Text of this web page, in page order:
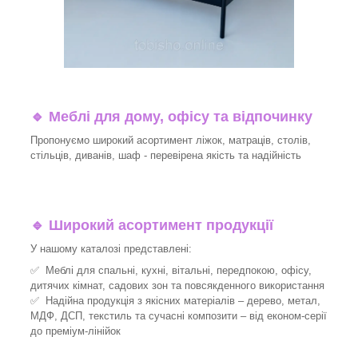
🔹 Меблі для дому, офісу та відпочинку
Пропонуємо широкий асортимент ліжок, матраців, столів,
стільців, диванів, шаф - перевірена якість та надійність
🔹 Широкий асортимент продукції
У нашому каталозі представлені:
✅ Меблі для спальні, кухні, вітальні, передпокою, офісу,
дитячих кімнат, садових зон та повсякденного використання
✅ Надійна продукція з якісних матеріалів – дерево, метал,
МДФ, ДСП, текстиль та сучасні композити – від економ-серії
до преміум-лінійок